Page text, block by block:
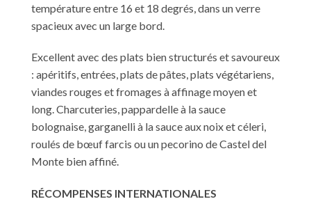
température entre 16 et 18 degrés, dans un verre
spacieux avec un large bord.
Excellent avec des plats bien structurés et savoureux
: apéritifs, entrées, plats de pâtes, plats végétariens,
viandes rouges et fromages à affinage moyen et
long. Charcuteries, pappardelle à la sauce
bolognaise, garganelli à la sauce aux noix et céleri,
roulés de bœuf farcis ou un pecorino de Castel del
Monte bien affiné.
RÉCOMPENSES INTERNATIONALES